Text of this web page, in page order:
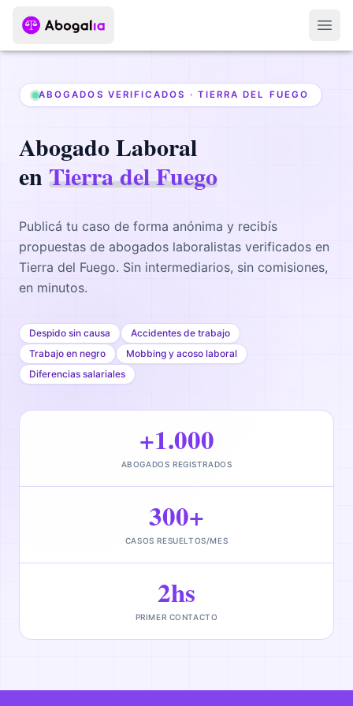
ABOGADOS VERIFICADOS · TIERRA DEL FUEGO
AbogadoLaboral
enTierra del Fuego
Publicá tu caso de forma anónima y recibís
propuestas de abogados laboralistas verificados en
Tierra del Fuego. Sin intermediarios, sin comisiones,
en minutos.
Despido sin causa
Accidentes de trabajo
Trabajo en negro
Mobbing y acoso laboral
Diferencias salariales
+1.000
ABOGADOS REGISTRADOS
300+
CASOS RESUELTOS/MES
2hs
PRIMER CONTACTO